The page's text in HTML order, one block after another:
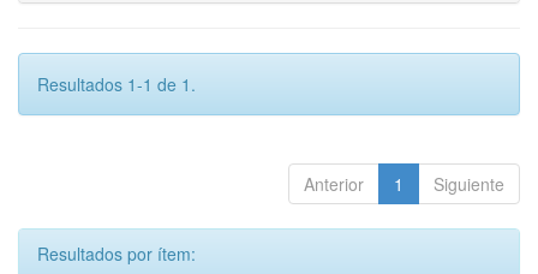
Resultados 1-1 de 1.
Anterior 1 Siguiente
Resultados por ítem: